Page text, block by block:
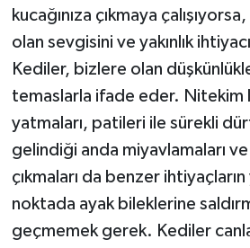
kucağınıza çıkmaya
olan sevgisini ve yakınlık
Kediler, bizlere olan
temaslarla ifade eder. Nitekim
yatmaları, patileri ile sürekli
gelindiği anda miyavlamaları
çıkmaları da benzer ihtiyaçların
noktada ayak bileklerine
geçmemek gerek. Kediler